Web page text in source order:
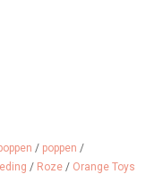
/ poppen /
/ Roze / Orange Toys